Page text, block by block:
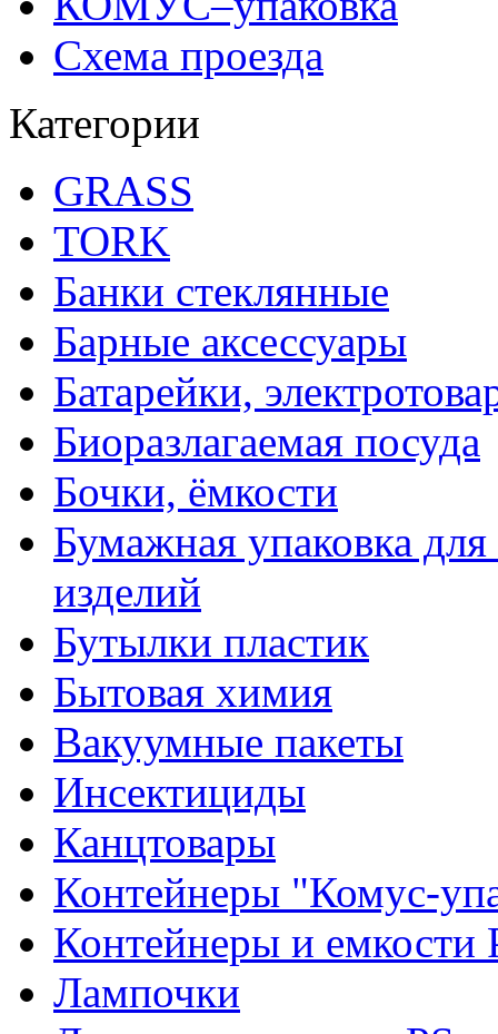
Схема проезда
Категории
GRASS
TORK
Банки стеклянные
Барные аксессуары
Батарейки,
Биоразлагаемая посуда
Бочки, ёмкости
Бумажная упаковка
изделий
Бутылки пластик
Бытовая химия
Вакуумные пакеты
Инсектициды
Канцтовары
Контейнеры "Комус-
Контейнеры и емкости
Лампочки